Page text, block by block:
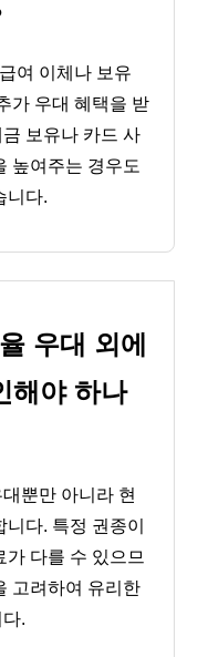
여 이체나 보유
가 우대 혜택을 받
보유나 카드 사
높여주는 경우도
니다.
우대 외에
해야 하나
뿐만 아니라 현
다. 특정 권종이
가 다를 수 있으므
고려하여 유리한
.